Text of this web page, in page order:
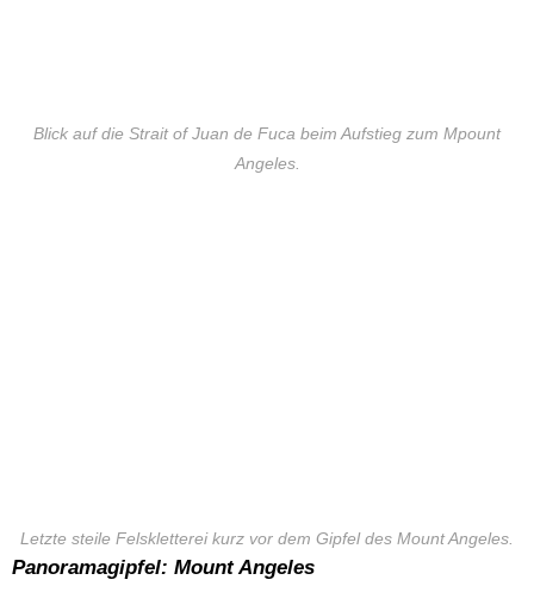
Blick auf die Strait of Juan de Fuca beim Aufstieg zum Mpount
Angeles.
Letzte steile Felskletterei kurz vor dem Gipfel des Mount Angeles.
Panoramagipfel: Mount Angeles